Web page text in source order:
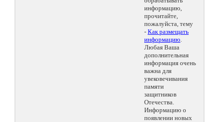
информацию,
прочитайте,
пожалуйста, тему
- Как размещать
информацию.
Любая Ваша
дополнительная
информация очень
важна для
увековечивания
памяти
защитников
Отечества.
Информацию о
появлении новых